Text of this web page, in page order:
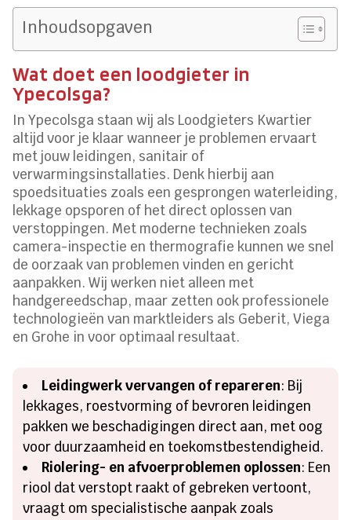
Inhoudsopgaven
Wat doet een loodgieter in
Ypecolsga?
In Ypecolsga staan wij als Loodgieters Kwartier
altijd voor je klaar wanneer je problemen ervaart
met jouw leidingen, sanitair of
verwarmingsinstallaties. Denk hierbij aan
spoedsituaties zoals een gesprongen waterleiding,
lekkage opsporen of het direct oplossen van
verstoppingen. Met moderne technieken zoals
camera-inspectie en thermografie kunnen we snel
de oorzaak van problemen vinden en gericht
aanpakken. Wij werken niet alleen met
handgereedschap, maar zetten ook professionele
technologieën van marktleiders als Geberit, Viega
en Grohe in voor optimaal resultaat.
Leidingwerk vervangen of repareren: Bij
lekkages, roestvorming of bevroren leidingen
pakken we beschadigingen direct aan, met oog
voor duurzaamheid en toekomstbestendigheid.
Riolering- en afvoerproblemen oplossen: Een
riool dat verstopt raakt of gebreken vertoont,
vraagt om specialistische aanpak zoals